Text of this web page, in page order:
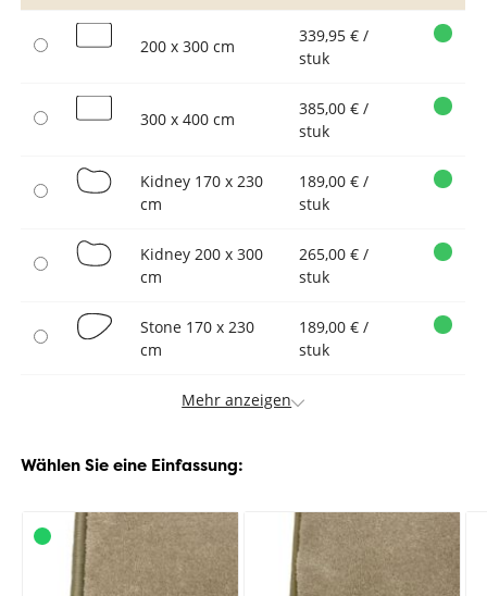
200 x 300 cm
339,95 € /
stuk
300 x 400 cm
385,00 € /
stuk
Kidney 170 x 230
cm
189,00 € /
stuk
Kidney 200 x 300
cm
265,00 € /
stuk
Stone 170 x 230
cm
189,00 € /
stuk
Mehr anzeigen
Wählen Sie eine Einfassung: